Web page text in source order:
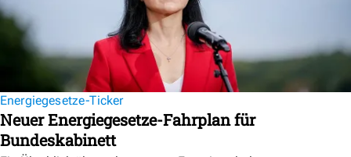
Energiegesetze-Ticker
Neuer Energiegesetze-Fahrplan für
Bundeskabinett